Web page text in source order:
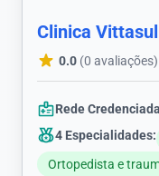
Clinica Vittasul
0.0 (0 avaliações)
Rede
4 Especialidades:
Ortopedista e